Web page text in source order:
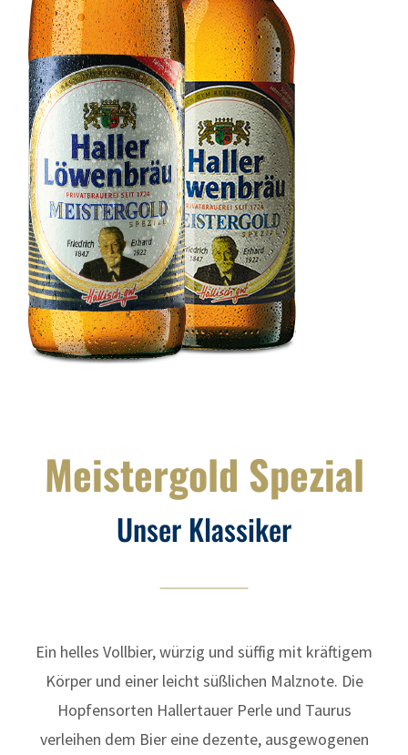
Meistergold Spezial
Unser Klassiker
Ein helles Vollbier, würzig und süffig mit kräftigem
Körper und einer leicht süßlichen Malznote. Die
Hopfensorten Hallertauer Perle und Taurus
verleihen dem Bier eine dezente, ausgewogenen